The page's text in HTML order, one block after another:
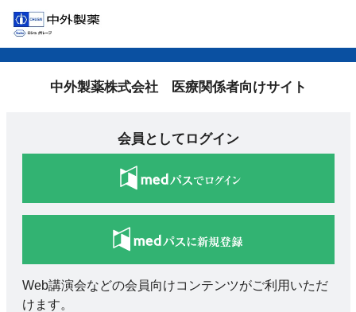
中外製薬株式会社 医療関係者向けサイト
会員としてログイン
Web講演会などの会員向けコンテンツがご利用いただ
けます。